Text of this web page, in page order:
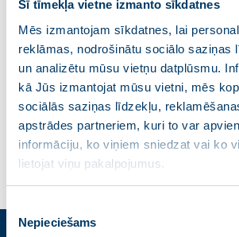
Šī tīmekļa vietne izmanto sīkdatnes
Mēs izmantojam sīkdatnes, lai
reklāmas, nodrošinātu sociālo saziņas
un analizētu mūsu vietņu datplūsmu.
kā Jūs izmantojat mūsu vietni, mēs
sociālās saziņas līdzekļu,
apstrādes partneriem, kuri to var
informāciju, ko viņiem sniedzat vai ko
lietojat viņu pakalpojumus.
Piekrišanas
izvēle
Nepieciešams
Jānis Skulte
Alūksnes novada domes